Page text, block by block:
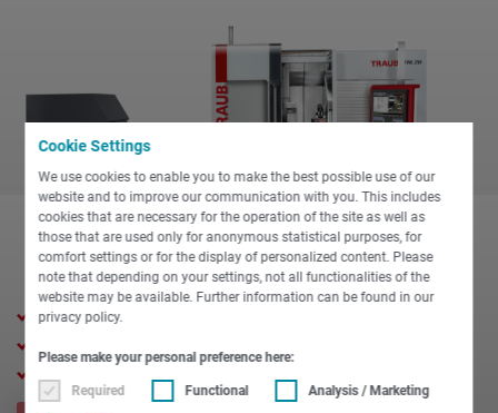
Cookie Settings
We use cookies to enable you to make the best possible use of our
website and to improve our communication with you. This includes
cookies that are necessary for the operation of the site as well as
those that are used only for anonymous statistical purposes, for
comfort settings or for the display of personalized content. Please
note that depending on your settings, not all functionalities of the
website may be available. Further information can be found in our
privacy policy.
Please make your personal preference here:
Required Functional Analysis / Marketing
主轴通孔直径20 mm